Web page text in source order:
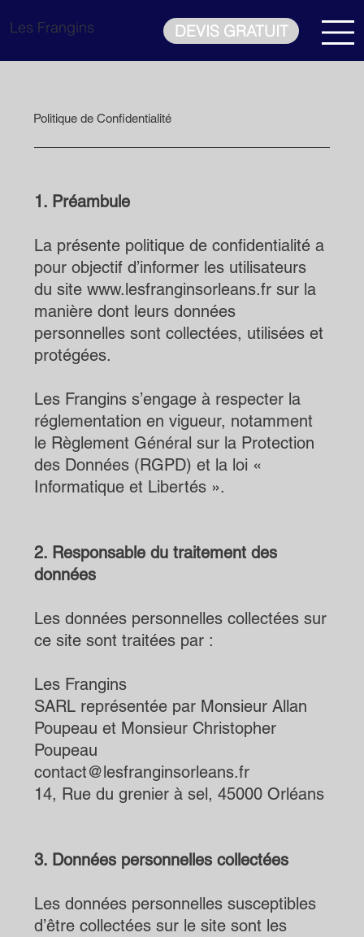
Les Frangins DEVIS GRATUIT
Politique de Confidentialité
1. Préambule
La présente politique de confidentialité a
pour objectif d’informer les utilisateurs
du site www.lesfranginsorleans.fr sur la
manière dont leurs données
personnelles sont collectées, utilisées et
protégées.
Les Frangins s’engage à respecter la
réglementation en vigueur, notamment
le Règlement Général sur la Protection
des Données (RGPD) et la loi «
Informatique et Libertés ».
2. Responsable du traitement des
données
Les données personnelles collectées sur
ce site sont traitées par :
Les Frangins
SARL représentée par Monsieur Allan
Poupeau et Monsieur Christopher
Poupeau
contact@lesfranginsorleans.fr
14, Rue du grenier à sel, 45000 Orléans
3. Données personnelles collectées
Les données personnelles susceptibles
d’être collectées sur le site sont les